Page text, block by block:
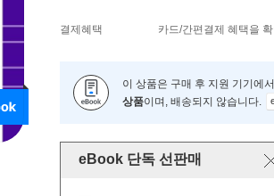
결제혜택 카드/간편결제 혜택을
이 상품은 구매 후 지원 기기에서
상품이며, 배송되지 않습니다.
eBook 단독 선판매